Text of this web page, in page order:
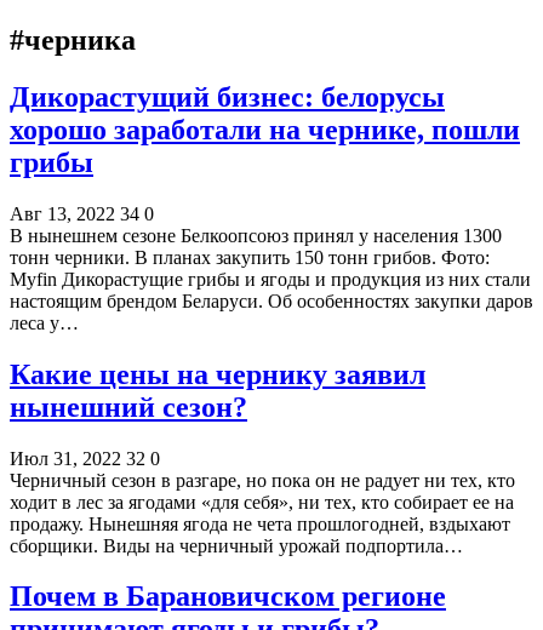
#черника
Дикорастущий бизнес: белорусы
хорошо заработали на чернике, пошли
грибы
Авг 13, 2022 34 0
В нынешнем сезоне Белкоопсоюз принял у населения 1300
тонн черники. В планах закупить 150 тонн грибов. Фото:
Myfin Дикорастущие грибы и ягоды и продукция из них стали
настоящим брендом Беларуси. Об особенностях закупки даров
леса у…
Какие цены на чернику заявил
нынешний сезон?
Июл 31, 2022 32 0
Черничный сезон в разгаре, но пока он не радует ни тех, кто
ходит в лес за ягодами «для себя», ни тех, кто собирает ее на
продажу. Нынешняя ягода не чета прошлогодней, вздыхают
сборщики. Виды на черничный урожай подпортила…
Почем в Барановичском регионе